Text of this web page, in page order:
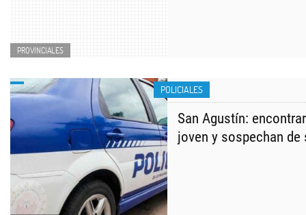
PROVINCIALES
POLICIALES
San Agustín:
joven y sospechan de